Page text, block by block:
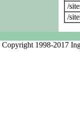
/
/
Copyright 1998-2017